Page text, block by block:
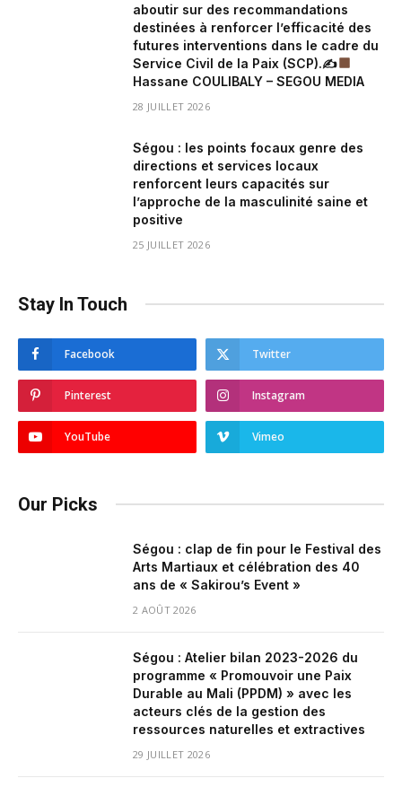
aboutir sur des recommandations
destinées à renforcer l’efficacité des
futures interventions dans le cadre du
Service Civil de la Paix (SCP).✍
Hassane COULIBALY – SEGOU MEDIA
28 JUILLET 2026
Ségou : les points focaux genre des
directions et services locaux
renforcent leurs capacités sur
l’approche de la masculinité saine et
positive
25 JUILLET 2026
Stay In Touch
Facebook Twitter
Pinterest Instagram
YouTube Vimeo
Our Picks
Ségou : clap de fin pour le Festival des
Arts Martiaux et célébration des 40
ans de « Sakirou’s Event »
2 AOÛT 2026
Ségou : Atelier bilan 2023-2026 du
programme « Promouvoir une Paix
Durable au Mali (PPDM) » avec les
acteurs clés de la gestion des
ressources naturelles et extractives
29 JUILLET 2026